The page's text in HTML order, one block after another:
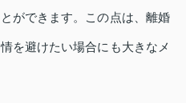
ができます。この点は、離婚
を避けたい場合にも大きなメ